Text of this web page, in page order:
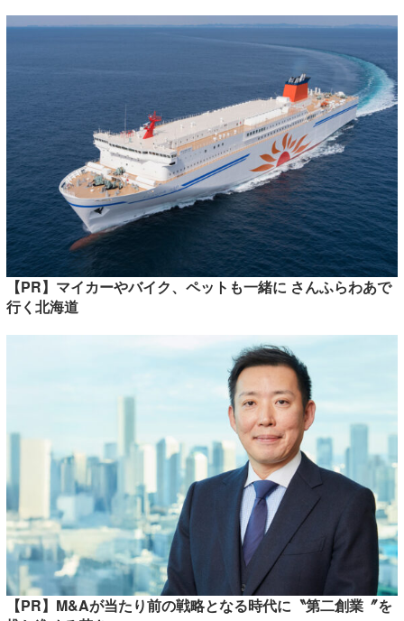
【PR】マイカーやバイク、ペットも一緒に さんふらわあで
行く北海道
【PR】M&Aが当たり前の戦略となる時代に〝第二創業〞を